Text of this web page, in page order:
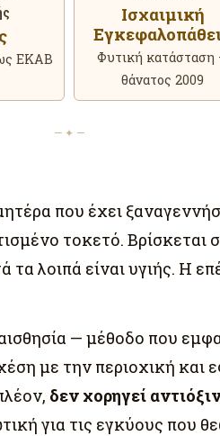
ΕΚΑΒ
Ισχαιμική
Φυτική κατάσταση
θάνατος 2009
— ✦ —
που έχει
τοκετό.
λοιπά είναι υγιής. Η
— μέθοδο που
με την περιοχική και
δεν χορηγεί
για τις εγκύους που